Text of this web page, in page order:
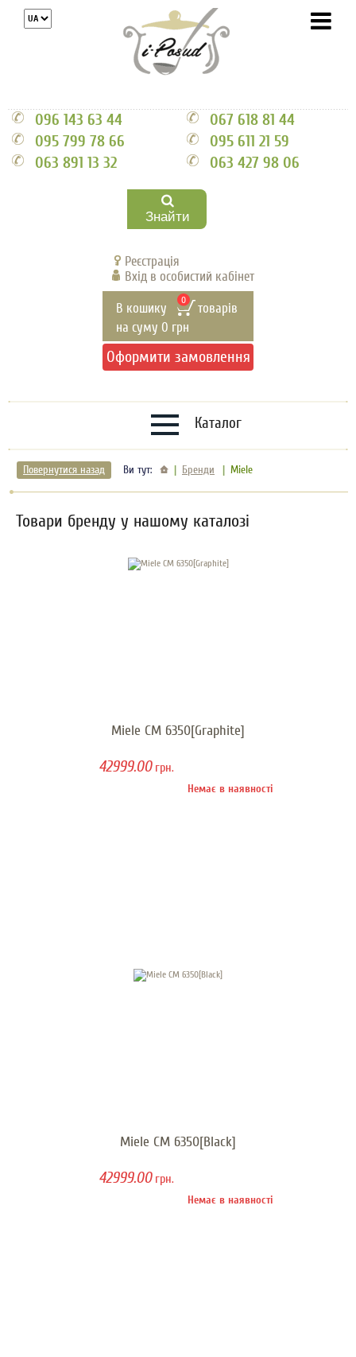
096 143 63 44
095 799 78 66
063 891 13 32
067 618 81 44
095 611 21 59
063 427 98 06
Знайти
Реєстрація
Вхід в особистий кабінет
В кошику
0
товарів
на суму 0 грн
Оформити замовлення
Каталог
Повернутися назад Ви тут: Бренди Miele
Товари бренду у нашому каталозі
Miele CM 6350[Graphite]
42999.00грн.
Немає в наявності
Miele CM 6350[Black]
42999.00грн.
Немає в наявності